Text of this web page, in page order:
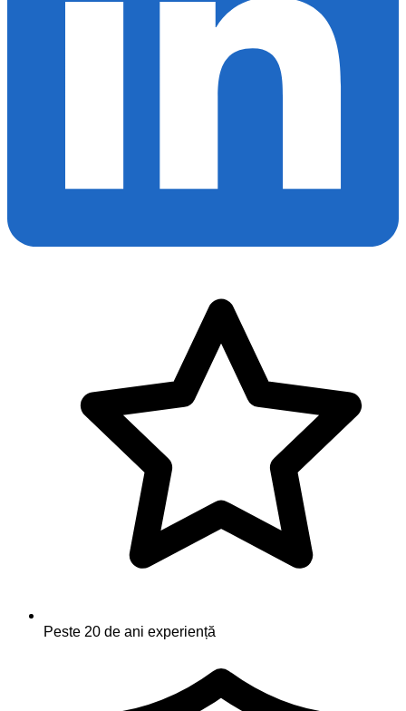
Peste 20 de ani experiență